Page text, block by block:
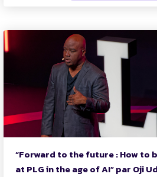
“Forward to the future : How to
at PLG in the age of AI” par Oji